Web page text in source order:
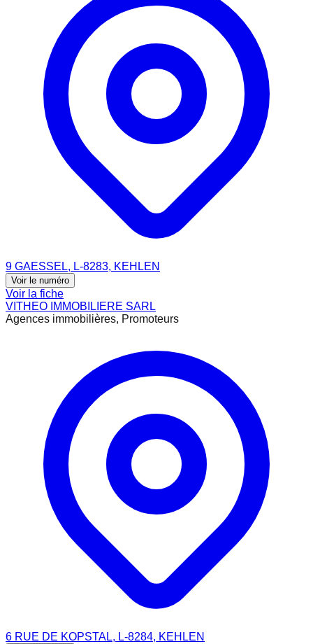
9 GAESSEL, L-8283, KEHLEN
Voir le numéro
Voir la fiche
VITHEO IMMOBILIERE SARL
Agences immobilières, Promoteurs
6 RUE DE KOPSTAL, L-8284, KEHLEN